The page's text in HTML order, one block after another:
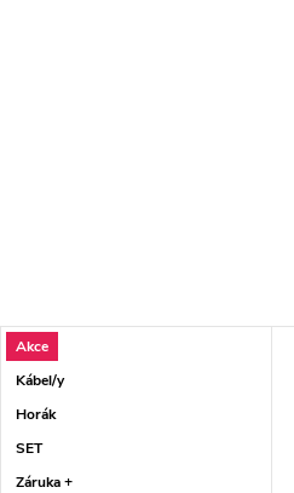
Akce
Kábel/y
Horák
SET
Záruka +